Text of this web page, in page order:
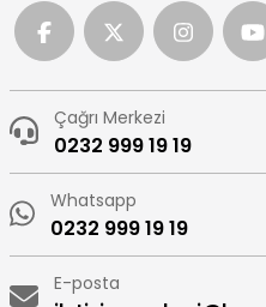
Çağrı Merkezi
0232 999 19 19
Whatsapp
0232 999 19 19
E-posta